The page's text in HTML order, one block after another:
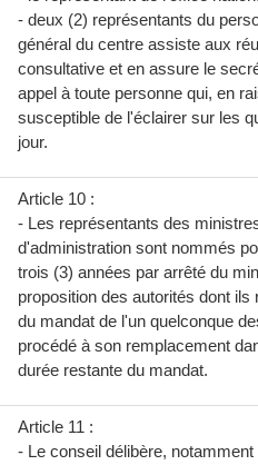
- deux (2) représentants du
général du centre assiste aux
consultative et en assure le
appel à toute personne qui, en
susceptible de l'éclairer sur les
jour.
Article 10 :
- Les représentants des
d'administration sont nommés
trois (3) années par arrêté du
proposition des autorités dont
du mandat de l'un quelconque
procédé à son remplacement
durée restante du mandat.
Article 11 :
- Le conseil délibère, notamment